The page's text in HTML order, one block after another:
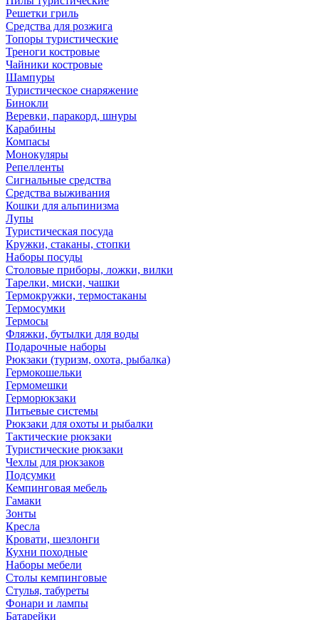
Решетки гриль
Средства для розжига
Топоры туристические
Треноги костровые
Чайники костровые
Шампуры
Туристическое снаряжение
Бинокли
Веревки, паракорд, шнуры
Карабины
Компасы
Монокуляры
Репелленты
Сигнальные средства
Средства выживания
Кошки для альпинизма
Лупы
Туристическая посуда
Кружки, стаканы, стопки
Наборы посуды
Столовые приборы, ложки, вилки
Тарелки, миски, чашки
Термокружки, термостаканы
Термосумки
Термосы
Фляжки, бутылки для воды
Подарочные наборы
Рюкзаки (туризм, охота, рыбалка)
Гермокошельки
Гермомешки
Герморюкзаки
Питьевые системы
Рюкзаки для охоты и рыбалки
Тактические рюкзаки
Туристические рюкзаки
Чехлы для рюкзаков
Подсумки
Кемпинговая мебель
Гамаки
Зонты
Кресла
Кровати, шезлонги
Кухни походные
Наборы мебели
Столы кемпинговые
Стулья, табуреты
Фонари и лампы
Батарейки